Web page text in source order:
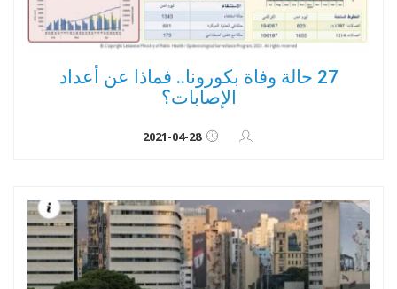
27 حالة وفاة بكورونا.. فماذا عن أعداد
الإصابات؟
2021-04-28